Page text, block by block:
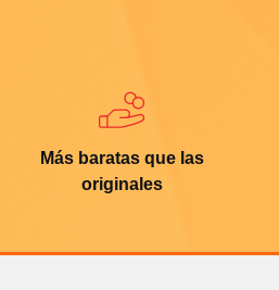
Más baratas que las
originales